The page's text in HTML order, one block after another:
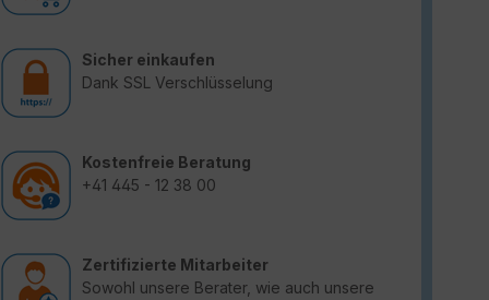
Sicher einkaufen
Dank SSL Verschlüsselung
Kostenfreie Beratung
+41 445 - 12 38 00
Zertifizierte Mitarbeiter
Sowohl unsere Berater, wie auch unsere